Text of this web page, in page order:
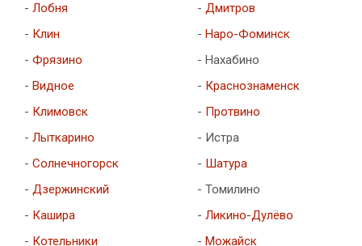
- Лобня
- Клин
- Дмитров
- Наро-Фоминск
- Фрязино
- Видное
- Климовск
- Лыткарино
- Солнечногорск
- Дзержинский
- Кашира
- Котельники
- Нахабино
- Краснознаменск
- Протвино
- Истра
- Шатура
- Томилино
- Ликино-Дулёво
- Можайск